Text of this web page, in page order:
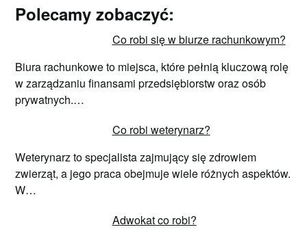
Polecamy zobaczyć:
Co robi się w biurze rachunkowym?
Biura rachunkowe to miejsca, które pełnią kluczową rolę
w zarządzaniu finansami przedsiębiorstw oraz osób
prywatnych.…
Co robi weterynarz?
Weterynarz to specjalista zajmujący się zdrowiem
zwierząt, a jego praca obejmuje wiele różnych aspektów.
W…
Adwokat co robi?